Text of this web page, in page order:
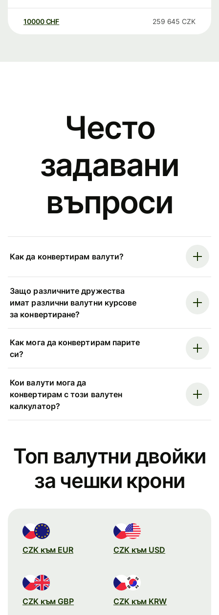
10000 CHF 259 645 CZK
Често
задавани
въпроси
Как да конвертирам валути?
Защо различните дружества
имат различни валутни курсове
за конвертиране?
Как мога да конвертирам парите
си?
Кои валути мога да
конвертирам с този валутен
калкулатор?
Топ валутни двойки
за чешки крони
CZK към EUR CZK към USD
CZK към GBP CZK към KRW